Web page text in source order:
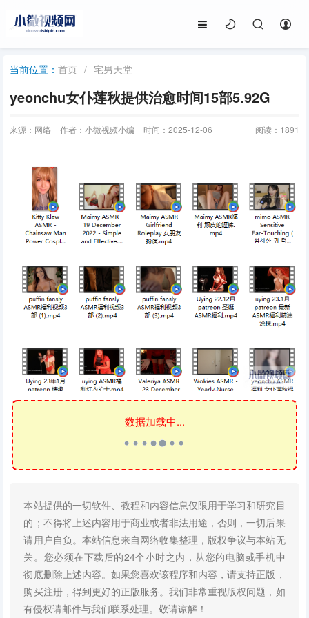
当前位置：首页 / 宅男天堂
yeonchu女仆莲秋提供治愈时间15部5.92G
来源：网络 作者：小微视频小编 时间：2025-12-06 阅读： 1891
数据加载中...
本站提供的一切软件、教程和内容信息仅限用于学习和研究目
的；不得将上述内容用于商业或者非法用途，否则，一切后果
请用户自负。本站信息来自网络收集整理，版权争议与本站无
关。您必须在下载后的24个小时之内，从您的电脑或手机中
彻底删除上述内容。如果您喜欢该程序和内容，请支持正版，
购买注册，得到更好的正版服务。我们非常重视版权问题，如
有侵权请邮件与我们联系处理。敬请谅解！